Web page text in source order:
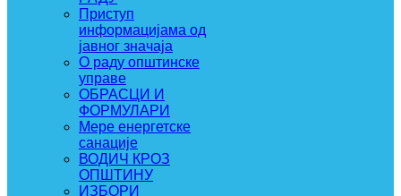
Приступ
информацијама од
јавног значаја
О раду општинске
управе
ОБРАСЦИ И
ФОРМУЛАРИ
Мере енергетске
санације
ВОДИЧ КРОЗ
ОПШТИНУ
ИЗБОРИ